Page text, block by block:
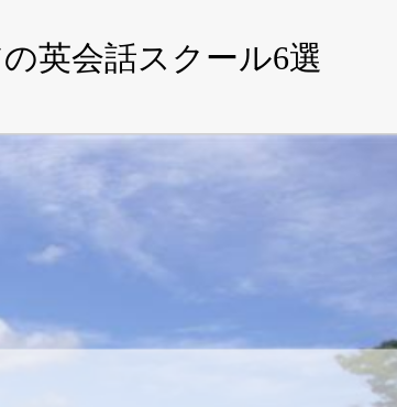
英会話スクール6選